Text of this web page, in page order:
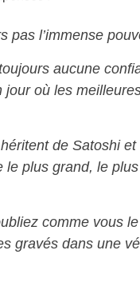
pas l’immense
aucune
où les
de Satoshi et
plus grand, le
comme vous
gravés dans une